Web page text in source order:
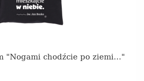
"Nogami chodźcie po ziemi..."